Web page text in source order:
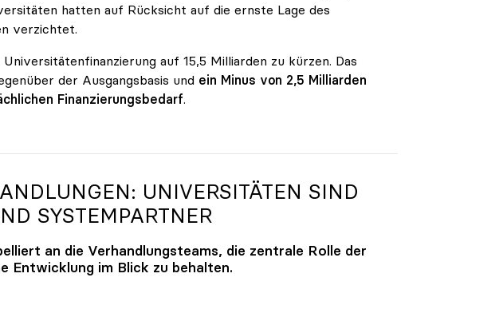
hatten auf Rücksicht auf die ernste Lage des
verzichtet.
auf 15,5 Milliarden zu kürzen. Das
der Ausgangsbasis und ein Minus von 2,5 Milliarden
Finanzierungsbedarf.
UNIVERSITÄTEN SIND
SYSTEMPARTNER
an die Verhandlungsteams, die zentrale Rolle der
Entwicklung im Blick zu behalten.